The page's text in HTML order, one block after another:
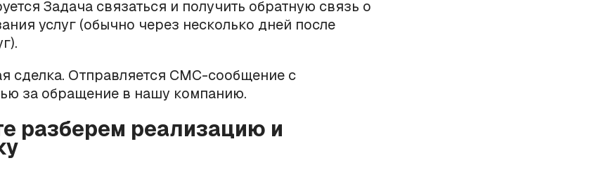
Задача связаться и получить обратную связь о
услуг (обычно через несколько дней после
сделка. Отправляется СМС-сообщение с
за обращение в нашу компанию.
разберем реализацию и